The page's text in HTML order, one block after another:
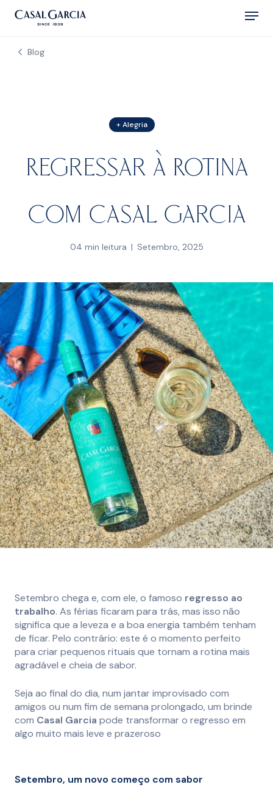
Skip
content
Menu
Blog
+ Alegria
Regressar à Rotina
com Casal Garcia
04 min leitura Setembro, 2025
Setembro chega e, com ele, o famoso regresso ao
trabalho. As férias ficaram para trás, mas isso não
significa que a leveza e a boa energia também tenham
de ficar. Pelo contrário: este é o momento perfeito
para criar pequenos rituais que tornam a rotina mais
agradável e cheia de sabor.
Seja ao final do dia, num jantar improvisado com
amigos ou num fim de semana prolongado, um brinde
com Casal Garcia pode transformar o regresso em
algo muito mais leve e prazeroso
Setembro, um novo começo com sabor